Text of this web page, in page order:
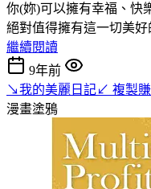
你(妳)可以擁有幸福、快
絕對值得擁有這一切美好
繼續閱讀
9年前
↘我的美麗日記↙ 複製
漫畫塗鴉